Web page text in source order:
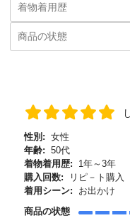
性別: 女性
年齢: 50代
着物着用歴:
1年～3年
購入回数:
リピ－ト購入
着用シーン:
お出かけ
商品の状態